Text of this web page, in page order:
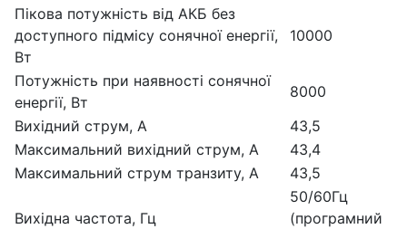
Пікова потужність від АКБ без
доступного підмісу сонячної енергії,
Вт
10000
Потужність при наявності сонячної
енергії, Вт
8000
Вихідний струм, А
43,5
Максимальний вихідний струм, А
43,4
Максимальний струм транзиту, А
43,5
Вихідна частота, Гц
50/60Гц
(програмний